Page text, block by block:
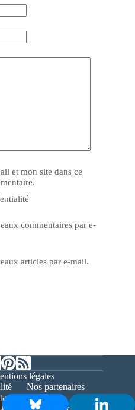
et mon site dans ce
commentaires par e-
articles par e-mail.
légales
Nos partenaires